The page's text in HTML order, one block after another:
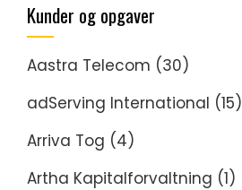
Kunder og opgaver
Aastra Telecom (30)
adServing International (15)
Arriva Tog (4)
Artha Kapitalforvaltning (1)